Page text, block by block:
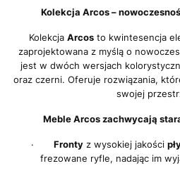
Kolekcja Arcos –
Kolekcja Arcos to kwintesencja
zaprojektowana z myślą o
jest w dwóch wersjach
oraz czerni. Oferuje rozwiązania,
swojej
Meble Arcos zachwycają
· Frontyz wysokiej jakości
frezowane ryfle, nadając im